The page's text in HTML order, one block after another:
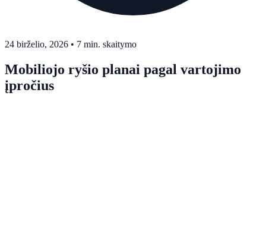
24 birželio, 2026 • 7 min. skaitymo
Mobiliojo ryšio planai pagal vartojimo
įpročius